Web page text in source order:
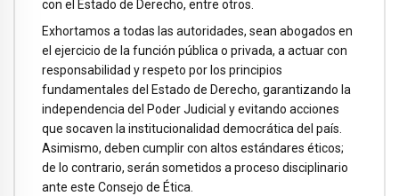
con el Estado de Derecho, entre otros.
Exhortamos a todas las autoridades, sean abogados en
el ejercicio de la función pública o privada, a actuar con
responsabilidad y respeto por los principios
fundamentales del Estado de Derecho, garantizando la
independencia del Poder Judicial y evitando acciones
que socaven la institucionalidad democrática del país.
Asimismo, deben cumplir con altos estándares éticos;
de lo contrario, serán sometidos a proceso disciplinario
ante este Consejo de Ética.